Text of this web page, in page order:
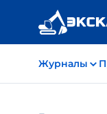
Журналы